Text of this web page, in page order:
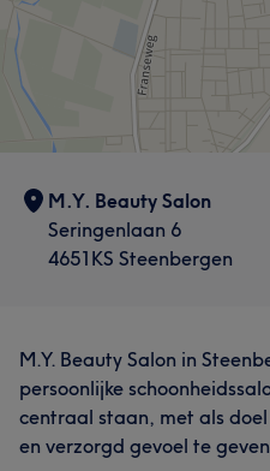
M.Y. Beauty Salon
Seringenlaan 6
4651KS Steenbergen
M.Y. Beauty Salon in
persoonlijke
centraal staan, met als
en verzorgd gevoel te